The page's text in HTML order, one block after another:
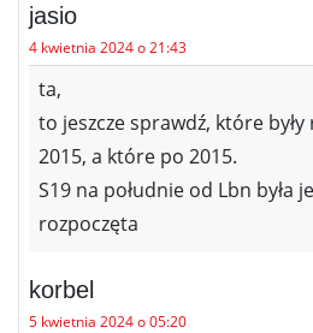
jasio
4 kwietnia 2024 o 21:43
ta,
to jeszcze sprawdź, które
2015, a które po 2015.
S19 na południe od Lbn była
rozpoczęta
korbel
5 kwietnia 2024 o 05:20